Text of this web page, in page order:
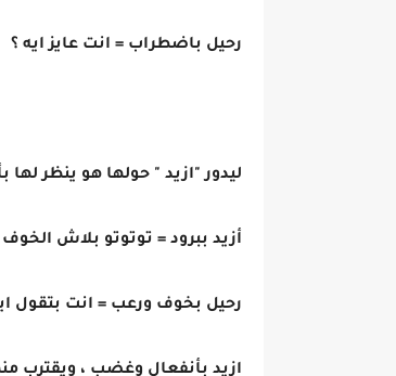
رحيل باضطراب = انت عايز ايه ؟
ليدور "ازيد " حولها هو ينظر
أزيد ببرود = توتوتو بلاش
رحيل بخوف ورعب = انت بتقول
ازيد بأنفعال وغضب ، ويقترب